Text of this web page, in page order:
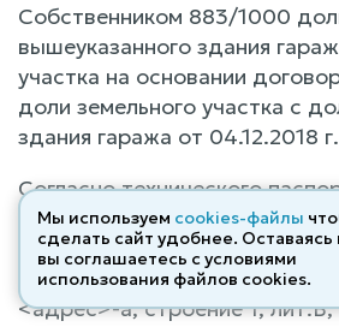
Собственником 883/1000
вышеуказанного здания
участка на основании
доли земельного участка с
здания гаража от 04.12.2018
Согласно технического
гаража (инвентарный №),
и УН по Ярославской
здание гаража,
<адрес>-а, строение 1,
Мы используем cookies-файлы
сделать сайт удобнее. Оставаясь
вы соглашаетесь с условиями
использования файлов cооkies.